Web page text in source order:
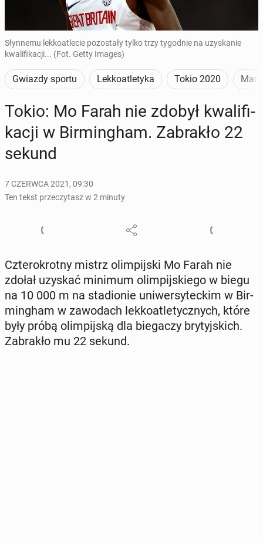
Słynnemu lekkoatlecie pozostały tylko trzy tygodnie na uzyskanie
kwalifikacji... (Fot. Getty Images)
Gwiazdy sportu Lekkoatletyka Tokio 2020
Tokio: Mo Farah nie zdobył kwa­li­fi­
ka­cji w Bir­ming­ham. Za­bra­kło 22
sekund
7 CZERWCA 2021, 09:30
Ten tekst przeczytasz w 2 minuty
Czte­ro­krot­ny mistrz olim­pij­ski Mo Farah nie
zdołał uzyskać minimum olim­pij­skie­go w biegu
na 10 000 m na sta­dio­nie uni­wer­sy­tec­kim w Bir­
ming­ham w za­wo­dach lek­ko­atle­tycz­nych, które
były próbą olim­pij­ską dla bie­ga­czy bry­tyj­skich.
Za­bra­kło mu 22 sekund.